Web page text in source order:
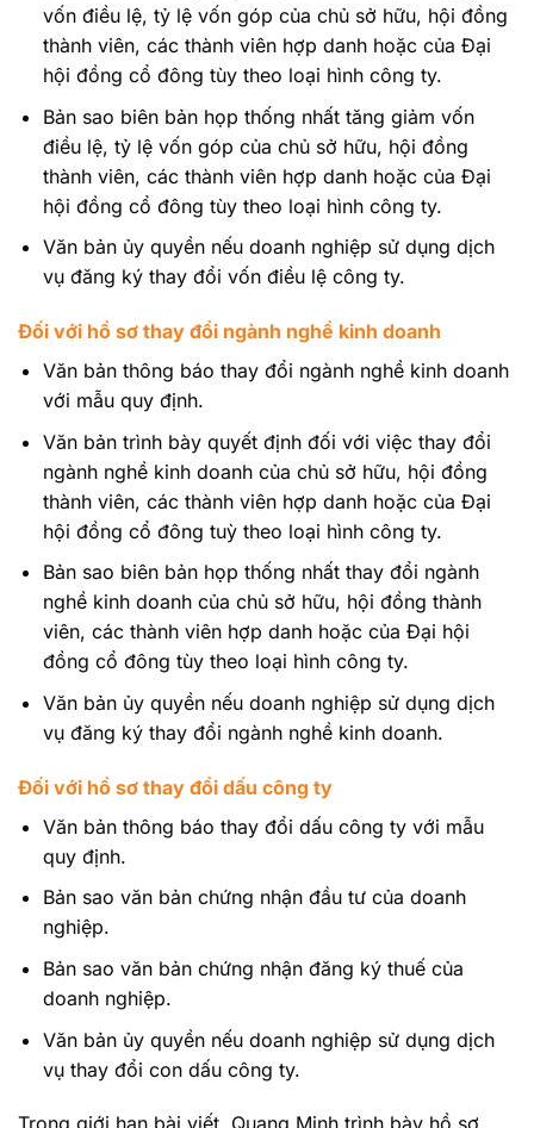
vốn điều lệ, tỷ lệ vốn góp của chủ sở hữu, hội đồng
thành viên, các thành viên hợp danh hoặc của Đại
hội đồng cổ đông tùy theo loại hình công ty.
Bản sao biên bản họp thống nhất tăng giảm vốn
điều lệ, tỷ lệ vốn góp của chủ sở hữu, hội đồng
thành viên, các thành viên hợp danh hoặc của Đại
hội đồng cổ đông tùy theo loại hình công ty.
Văn bản ủy quyền nếu doanh nghiệp sử dụng dịch
vụ đăng ký thay đổi vốn điều lệ công ty.
Đối với hồ sơ thay đổi ngành nghề kinh doanh
Văn bản thông báo thay đổi ngành nghề kinh doanh
với mẫu quy định.
Văn bản trình bày quyết định đối với việc thay đổi
ngành nghề kinh doanh của chủ sở hữu, hội đồng
thành viên, các thành viên hợp danh hoặc của Đại
hội đồng cổ đông tuỳ theo loại hình công ty.
Bản sao biên bản họp thống nhất thay đổi ngành
nghề kinh doanh của chủ sở hữu, hội đồng thành
viên, các thành viên hợp danh hoặc của Đại hội
đồng cổ đông tùy theo loại hình công ty.
Văn bản ủy quyền nếu doanh nghiệp sử dụng dịch
vụ đăng ký thay đổi ngành nghề kinh doanh.
Đối với hồ sơ thay đổi dấu công ty
Văn bản thông báo thay đổi dấu công ty với mẫu
quy định.
Bản sao văn bản chứng nhận đầu tư của doanh
nghiệp.
Bản sao văn bản chứng nhận đăng ký thuế của
doanh nghiệp.
Văn bản ủy quyền nếu doanh nghiệp sử dụng dịch
vụ thay đổi con dấu công ty.